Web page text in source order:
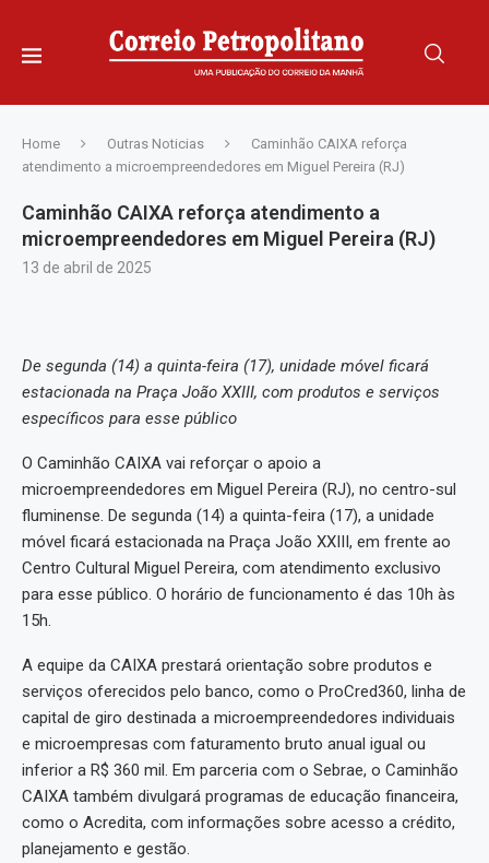
Home Outras Noticias
Caminhão CAIXA reforça
atendimento a microempreendedores em Miguel Pereira (RJ)
Caminhão CAIXA reforça atendimento a
microempreendedores em Miguel Pereira (RJ)
13 de abril de 2025
De segunda (14) a quinta-feira (17), unidade móvel ficará
estacionada na Praça João XXIII, com produtos e serviços
específicos para esse público
O Caminhão CAIXA vai reforçar o apoio a
microempreendedores em Miguel Pereira (RJ), no centro-sul
fluminense. De segunda (14) a quinta-feira (17), a unidade
móvel ficará estacionada na Praça João XXIII, em frente ao
Centro Cultural Miguel Pereira, com atendimento exclusivo
para esse público. O horário de funcionamento é das 10h às
15h.
A equipe da CAIXA prestará orientação sobre produtos e
serviços oferecidos pelo banco, como o ProCred360, linha de
capital de giro destinada a microempreendedores individuais
e microempresas com faturamento bruto anual igual ou
inferior a R$ 360 mil. Em parceria com o Sebrae, o Caminhão
CAIXA também divulgará programas de educação financeira,
como o Acredita, com informações sobre acesso a crédito,
planejamento e gestão.